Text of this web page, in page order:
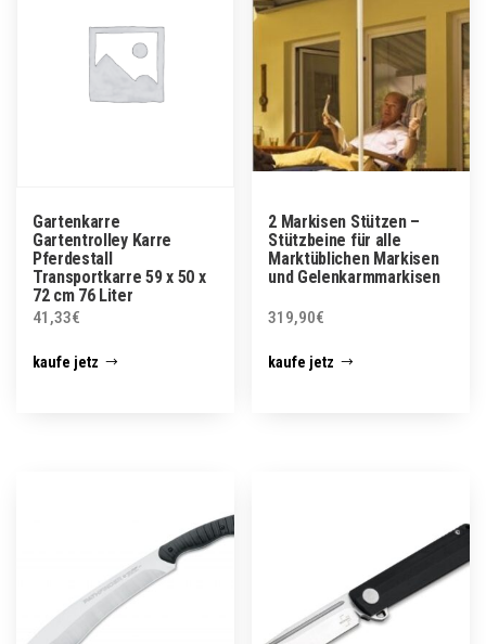
Gartenkarre
Gartentrolley Karre
Pferdestall
Transportkarre 59 x 50 x
72 cm 76 Liter
41,33€
kaufe jetz
2 Markisen Stützen –
Stützbeine für alle
Marktüblichen Markisen
und Gelenkarmmarkisen
319,90€
kaufe jetz